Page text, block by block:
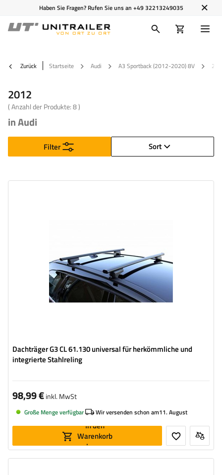
Haben Sie Fragen? Rufen Sie uns an +49 32213249035
Zurück Startseite Audi A3 Sportback (2012-2020) 8V
2012
( Anzahl der Produkte:8)
in Audi
Sort
Filter
Dachträger G3 CL 61.130 universal für herkömmliche und
integrierte Stahlreling
98,99 €inkl. MwSt
Große Menge verfügbar Wir versenden schon am11. August
In den
Warenkorb
legen